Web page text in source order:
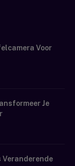
Voor
Je
Veranderende